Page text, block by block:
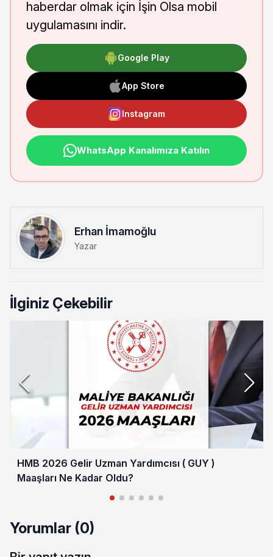
haberdar olmak için İşin Olsa mobil
uygulamasını indir.
Google Play
App Store
Instagram
WhatsApp Kanalımıza Katılın
Erhan İmamoğlu
Yazar
İlginiz Çekebilir
HMB 2026 Gelir Uzman Yardımcısı ( GUY )
Maaşları Ne Kadar Oldu?
Yorumlar (0)